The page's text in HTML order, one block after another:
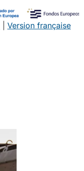
Version française